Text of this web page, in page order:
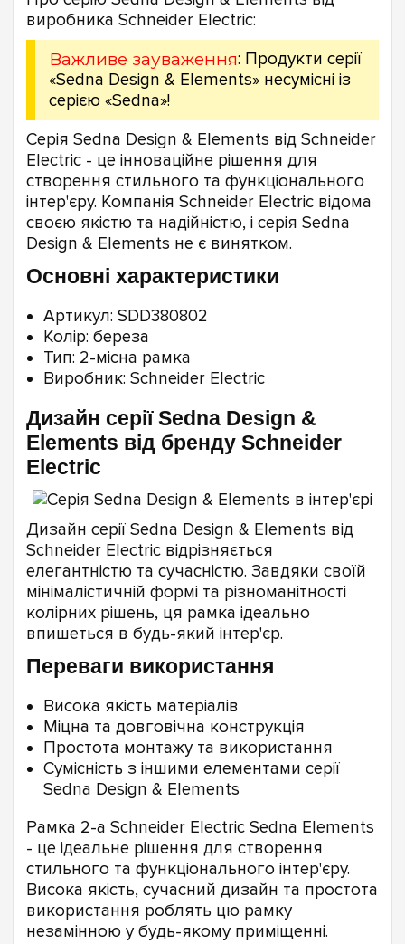
виробника Schneider Electric:
Важливе зауваження: Продукти серії
«Sedna Design & Elements» несумісні із
серією «Sedna»!
Серія Sedna Design & Elements від Schneider
Electric - це інноваційне рішення для
створення стильного та функціонального
інтер'єру. Компанія Schneider Electric відома
своєю якістю та надійністю, і серія Sedna
Design & Elements не є винятком.
Основні характеристики
Артикул: SDD380802
Колір: береза
Тип: 2-місна рамка
Виробник: Schneider Electric
Дизайн серії Sedna Design &
Elements від бренду Schneider
Electric
Дизайн серії Sedna Design & Elements від
Schneider Electric відрізняється
елегантністю та сучасністю. Завдяки своїй
мінімалістичній формі та різноманітності
колірних рішень, ця рамка ідеально
впишеться в будь-який інтер'єр.
Переваги використання
Висока якість матеріалів
Міцна та довговічна конструкція
Простота монтажу та використання
Сумісність з іншими елементами серії
Sedna Design & Elements
Рамка 2-а Schneider Electric Sedna Elements
- це ідеальне рішення для створення
стильного та функціонального інтер'єру.
Висока якість, сучасний дизайн та простота
використання роблять цю рамку
незамінною у будь-якому приміщенні.